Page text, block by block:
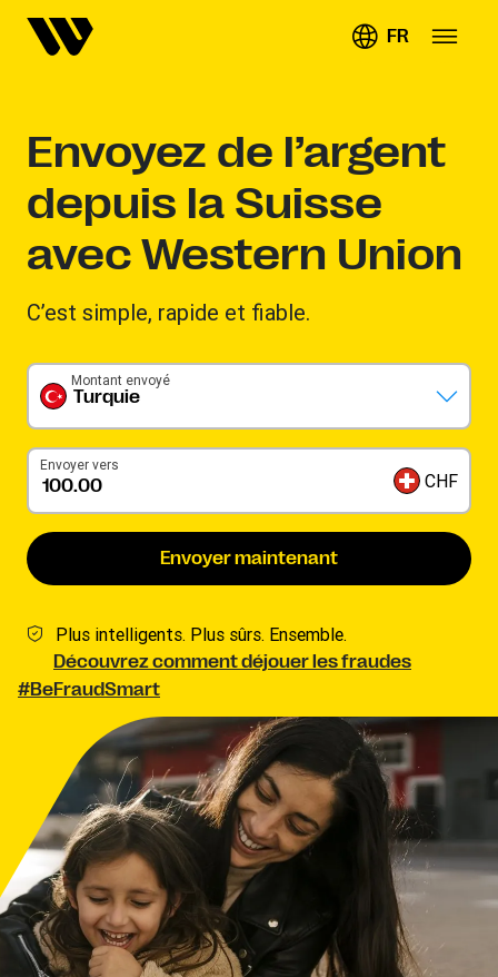
FR
Envoyez de l’argent
depuis la Suisse
avec Western Union
C’est simple, rapide et fiable.​
Turquie
Montant envoyé
Envoyer vers
CHF
Envoyer maintenant
Plus intelligents. Plus sûrs. Ensemble.
Découvrez comment déjouer les fraudes
#BeFraudSmart